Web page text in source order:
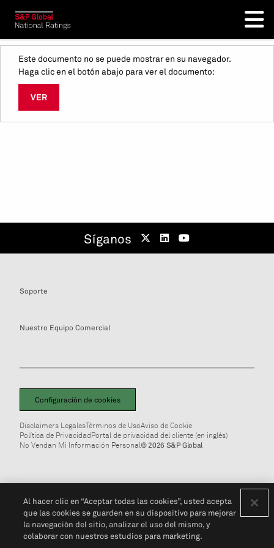
Este documento no se puede mostrar en su navegador.
Haga clic en el botón abajo para ver el documento:
VER
Síganos
Soporte
Nuestro Equipo Comercial
Configuración de cookies
Disclaimers LegalesTérminos de UsoAviso de Cookie
Política de PrivacidadPortal de privacidad del cliente (en inglés)
No Vendan Mi Información Personal© 2026 S&P Global
Al hacer clic en “Aceptar todas las cookies”, usted acepta
que las cookies se guarden en su dispositivo para mejorar
la navegación del sitio, analizar el uso del mismo, y
colaborar con nuestros estudios para marketing.